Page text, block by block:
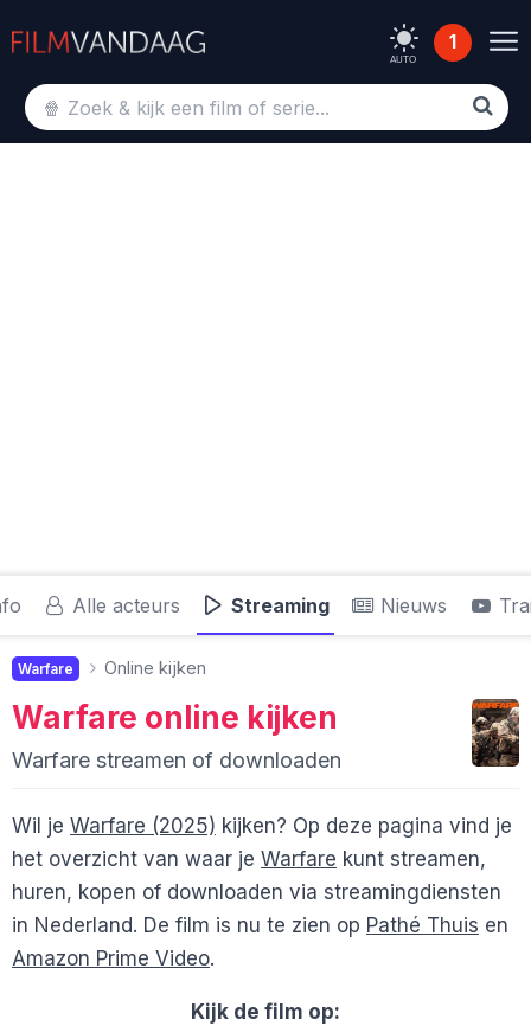
AUTO
1
Alle acteurs Streaming Nieuws
Warfare Online kijken
Warfare online kijken
Warfare streamen of downloaden
Wil je Warfare (2025) kijken? Op deze pagina vind je
het overzicht van waar je Warfare kunt streamen,
huren, kopen of downloaden via streamingdiensten
in Nederland. De film is nu te zien op Pathé Thuis en
Amazon Prime Video.
Kijk de film op: